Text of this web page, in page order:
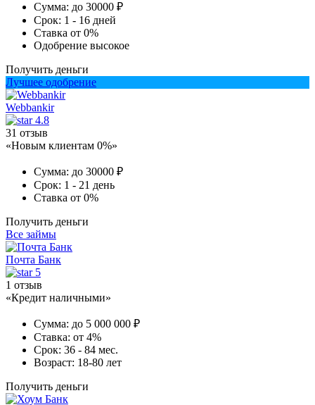
Сумма: до 30000 ₽
Срок: 1 - 16 дней
Ставка от 0%
Одобрение высокое
Получить деньги
Лучшее одобрение
Webbankir
4.8
31 отзыв
«Новым клиентам 0%»
Сумма: до 30000 ₽
Срок: 1 - 21 день
Ставка от 0%
Получить деньги
Все займы
Почта Банк
5
1 отзыв
«Кредит наличными»
Сумма: до 5 000 000 ₽
Ставка: от 4%
Срок: 36 - 84 мес.
Возраст: 18-80 лет
Получить деньги